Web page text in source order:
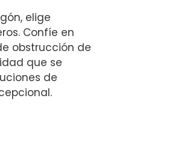
elige
Confíe en
obstrucción de
que se
de